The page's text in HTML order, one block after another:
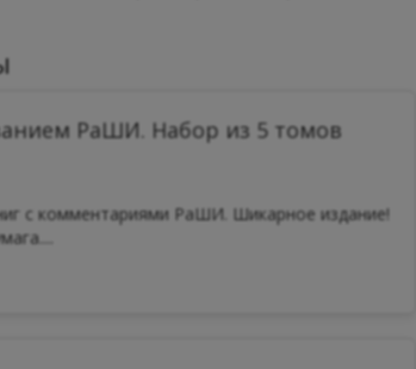
РаШИ. Набор из 5 томов
с комментариями РаШИ. Шикарное издание!